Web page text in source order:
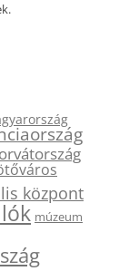
központ
múzeum